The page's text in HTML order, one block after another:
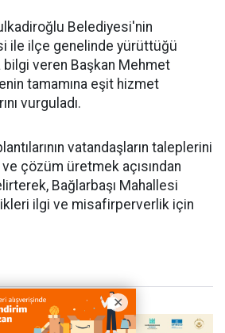
Belediyesi'nin
ile ilçe genelinde yürüttüğü
bilgi veren Başkan Mehmet
tamamına eşit hizmet
vurguladı.
vatandaşların taleplerini
çözüm üretmek açısından
Bağlarbaşı Mahallesi
ilgi ve misafirperverlik için